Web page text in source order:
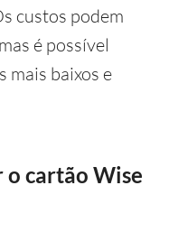
custos podem
é possível
mais baixos e
o cartão Wise